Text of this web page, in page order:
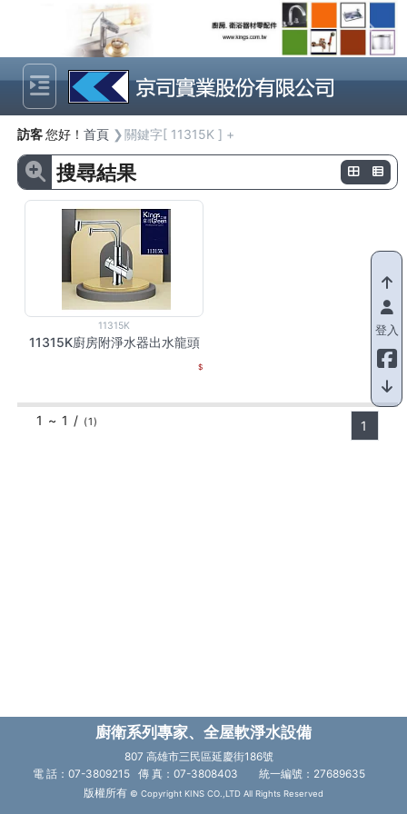
Previous Next
訪客您好！ 首頁 關鍵字[ 11315K ] +
搜尋結果
11315K
11315K廚房附淨水器出水龍頭
1 ~ 1 / (1) 1
登入
廚衛系列專家、全屋軟淨水設備
807 高雄市三民區延慶街186號
電 話：07-3809215 傳 真：07-3808403
統一編號：27689635
版權所有 © Copyright KINS CO.,LTD All Rights Reserved